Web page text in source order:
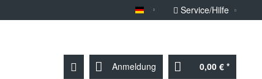
Sprache Deutsch
Service/Hilfe
Anmeldung 0,00 € *